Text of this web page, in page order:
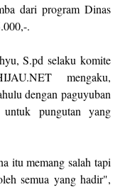
dari program Dinas
.
S.pd selaku komite
mengaku,
dengan paguyuban
pungutan yang
itu memang salah tapi
semua yang hadir",